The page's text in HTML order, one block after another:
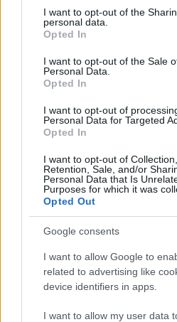
not limited to your visit or usage
grant or deny consent to Google
use your data for below specified
consent section.
I want to opt-out of the
personal data.
Opted In
I want to opt-out of the Sale
Personal Data.
Opted In
I want to opt-out of
Personal Data for Targeted
Opted In
I want to opt-out of
Retention, Sale, and/or
Personal Data that Is
Purposes for which it was
Opted Out
Google consents
I want to allow Google to
related to advertising like
device identifiers in apps.
I want to allow my user data
legkevésbé kedvező
ráadásul 10 góljuk is
deficitbe fordulhat, ha az
az ellenszert.
Ha így lesz, akkor még
vészes, de kritizálható
csak 22,86 várható gólnyi
riválisoknak, ám 26-ot
ellenfelek a harmadik
átlagminőségű
tüzelnek.